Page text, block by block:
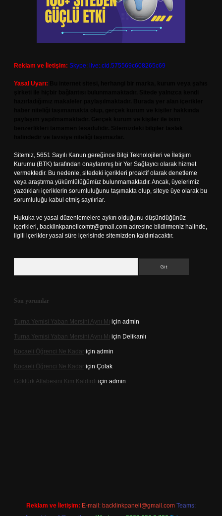
Reklam ve İletişim: Skype: live:.cid.575569c608265c69
Yasal Uyarı:
Sitemiz, 5651 Sayılı Kanun gereğince Bilgi Teknolojileri ve İletişim
Kurumu (BTK) tarafından onaylanmış bir Yer Sağlayıcı olarak hizmet
vermektedir. Bu nedenle, sitedeki içerikleri proaktif olarak denetleme
veya araştırma yükümlülüğümüz bulunmamaktadır. Ancak, üyelerimiz
yazdıkları içeriklerin sorumluluğunu taşımakta olup, siteye üye olarak bu
sorumluluğu kabul etmiş sayılırlar.
Hukuka ve yasal düzenlemelere aykırı olduğunu düşündüğünüz
içerikleri, backlinkpanelicomtr@gmail.com adresine bildirmeniz halinde,
ilgili içerikler yasal süre içerisinde sitemizden kaldırılacaktır.
Son yorumlar
Turna Yemisi Yaban Mersini Aynı Mı için admin
Turna Yemisi Yaban Mersini Aynı Mı için Delikanlı
Kocaeli Öğrenci Ne Kadar için admin
Kocaeli Öğrenci Ne Kadar için Çolak
Göktürk Alfabesini Kim Kaldırdı için admin
Reklam ve İletişim: E-mail: backlinkpaneli@gmail.com Teams: